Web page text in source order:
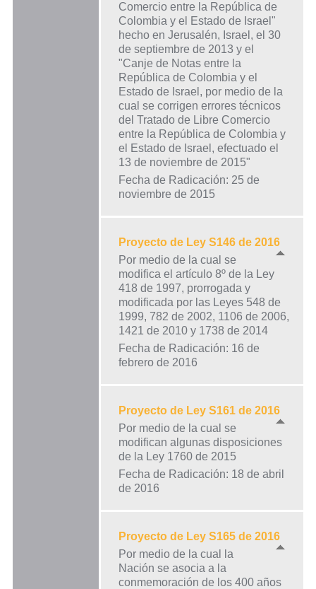
Comercio entre la República de
Colombia y el Estado de Israel"
hecho en Jerusalén, Israel, el 30
de septiembre de 2013 y el
"Canje de Notas entre la
República de Colombia y el
Estado de Israel, por medio de la
cual se corrigen errores técnicos
del Tratado de Libre Comercio
entre la República de Colombia y
el Estado de Israel, efectuado el
13 de noviembre de 2015"
Fecha de Radicación: 25 de
noviembre de 2015
Proyecto de Ley S146 de 2016
Por medio de la cual se
modifica el artículo 8º de la Ley
418 de 1997, prorrogada y
modificada por las Leyes 548 de
1999, 782 de 2002, 1106 de 2006,
1421 de 2010 y 1738 de 2014
Fecha de Radicación: 16 de
febrero de 2016
Proyecto de Ley S161 de 2016
Por medio de la cual se
modifican algunas disposiciones
de la Ley 1760 de 2015
Fecha de Radicación: 18 de abril
de 2016
Proyecto de Ley S165 de 2016
Por medio de la cual la
Nación se asocia a la
conmemoración de los 400 años